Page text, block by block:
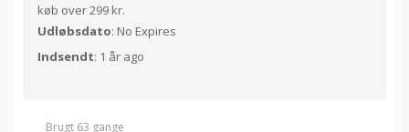
køb over 299 kr.
Udløbsdato: No Expires
Indsendt: 1 år ago
Brugt 63 gange